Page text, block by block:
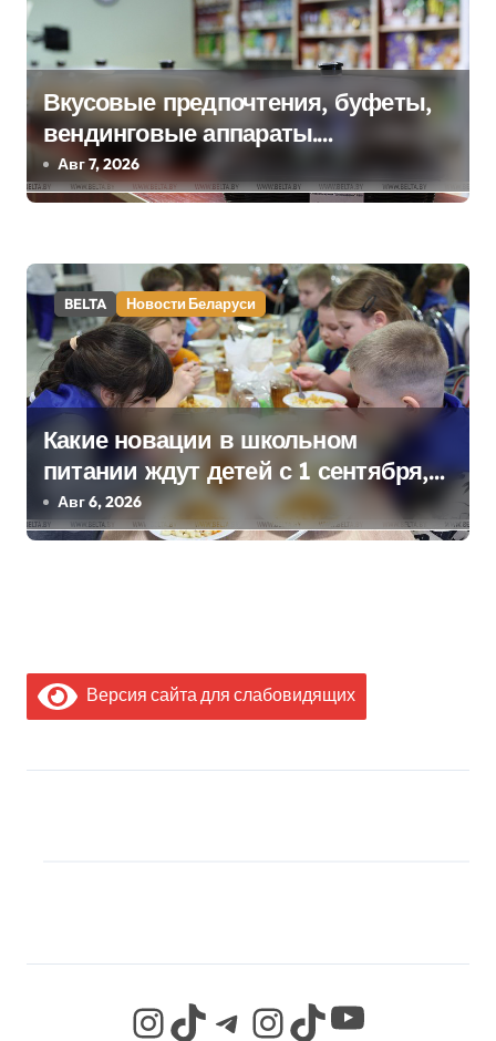
п
и
с
я
м
Вкусовые предпочтения, буфеты,
вендинговые аппараты.
Минобразования об изменениях в
школьном питании
Авг 7, 2026
BELTA Новости Беларуси
Какие новации в школьном
питании ждут детей с 1 сентября,
рассказали в правительстве
Авг 6, 2026
Версия сайта для слабовидящих
InstagramTikTok Telegram InstagramTikTok YouTube